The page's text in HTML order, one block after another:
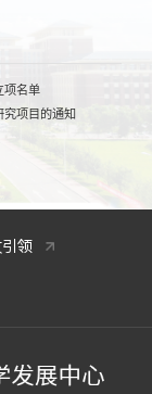
项名单
究项目的通知
领